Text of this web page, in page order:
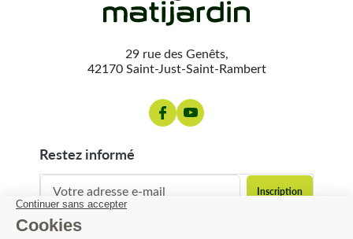
29 rue des Genêts,
42170 Saint-Just-Saint-Rambert
restez informé